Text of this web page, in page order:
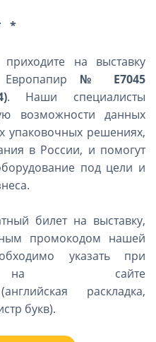
*
приходите на выставку
№ Е7045
. Наши специалисты
возможности данных
упаковочных решениях,
в России, и помогут
под цели и
билет на выставку,
промокодом нашей
указать при
на сайте
раскладка,
букв).